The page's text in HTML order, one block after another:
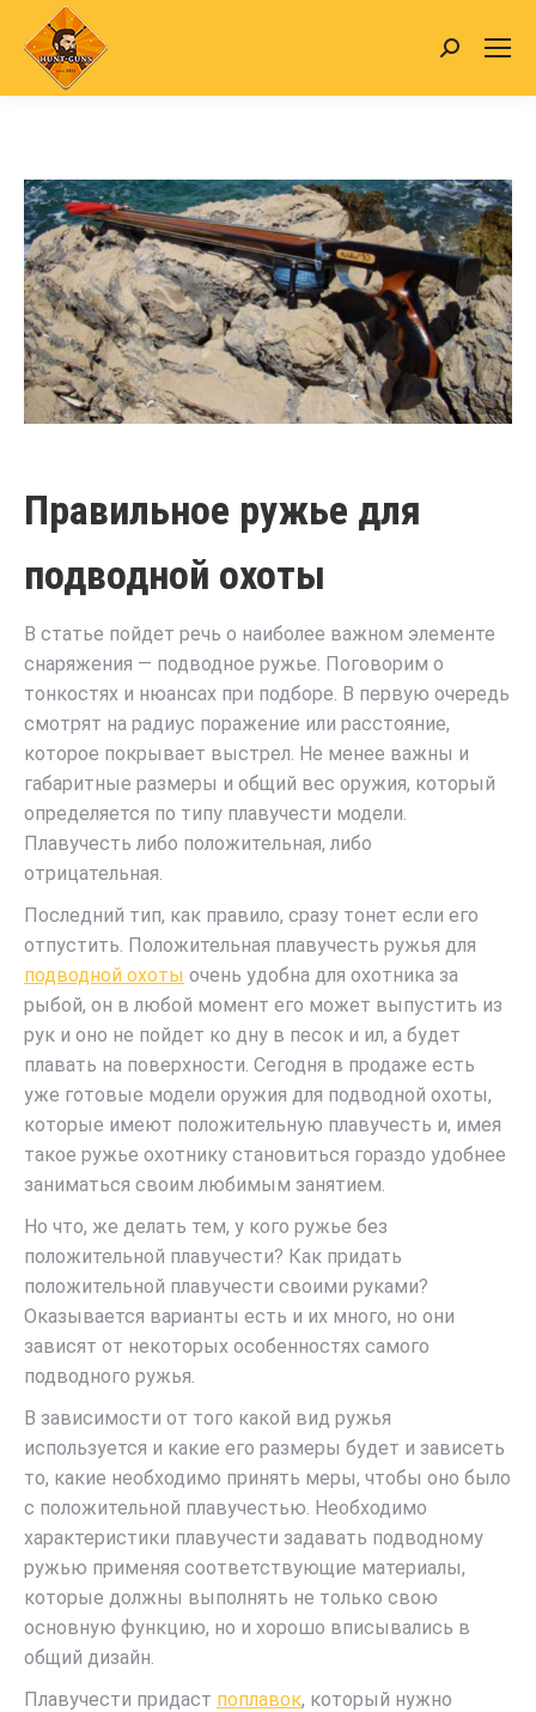
Search:
Правильное ружье для
подводной охоты
В статье пойдет речь о наиболее важном элементе
снаряжения — подводное ружье. Поговорим о
тонкостях и нюансах при подборе. В первую очередь
смотрят на радиус поражение или расстояние,
которое покрывает выстрел. Не менее важны и
габаритные размеры и общий вес оружия, который
определяется по типу плавучести модели.
Плавучесть либо положительная, либо
отрицательная.
Последний тип, как правило, сразу тонет если его
отпустить. Положительная плавучесть ружья для
подводной охоты очень удобна для охотника за
рыбой, он в любой момент его может выпустить из
рук и оно не пойдет ко дну в песок и ил, а будет
плавать на поверхности. Сегодня в продаже есть
уже готовые модели оружия для подводной охоты,
которые имеют положительную плавучесть и, имея
такое ружье охотнику становиться гораздо удобнее
заниматься своим любимым занятием.
Но что, же делать тем, у кого ружье без
положительной плавучести? Как придать
положительной плавучести своими руками?
Оказывается варианты есть и их много, но они
зависят от некоторых особенностях самого
подводного ружья.
В зависимости от того какой вид ружья
используется и какие его размеры будет и зависеть
то, какие необходимо принять меры, чтобы оно было
с положительной плавучестью. Необходимо
характеристики плавучести задавать подводному
ружью применяя соответствующие материалы,
которые должны выполнять не только свою
основную функцию, но и хорошо вписывались в
общий дизайн.
Плавучести придаст поплавок, который нужно